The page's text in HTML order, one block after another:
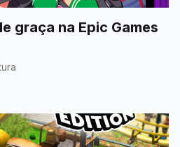
graça na Epic Games